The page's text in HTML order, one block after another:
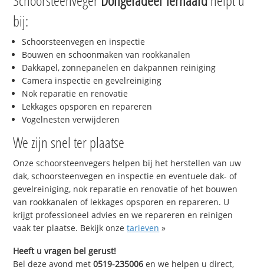
bij:
Schoorsteenvegen en inspectie
Bouwen en schoonmaken van rookkanalen
Dakkapel, zonnepanelen en dakpannen reiniging
Camera inspectie en gevelreiniging
Nok reparatie en renovatie
Lekkages opsporen en repareren
Vogelnesten verwijderen
We zijn snel ter plaatse
Onze schoorsteenvegers helpen bij het herstellen van uw
dak, schoorsteenvegen en inspectie en eventuele dak- of
gevelreiniging, nok reparatie en renovatie of het bouwen
van rookkanalen of lekkages opsporen en repareren. U
krijgt professioneel advies en we repareren en reinigen
vaak ter plaatse. Bekijk onzetarieven »
Heeft u vragen bel gerust!
Bel deze avond met0519-235006 en we helpen u direct,